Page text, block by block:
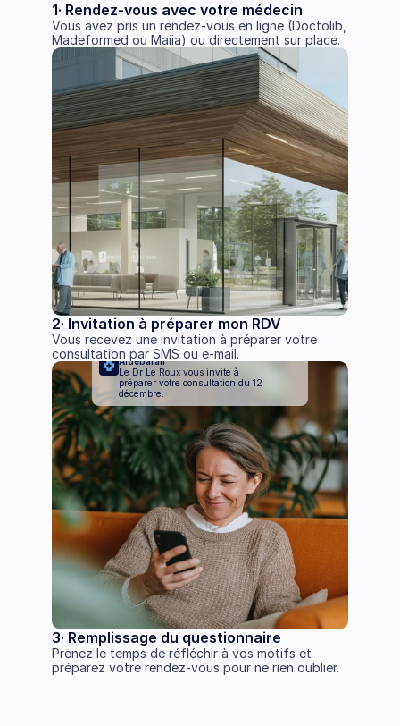
1· Rendez-vous avec votre médecin
Vous avez pris un rendez-vous en ligne (Doctolib,
Madeformed ou Maiia) ou directement sur place.
2· Invitation à préparer mon RDV
Vous recevez une invitation à préparer votre
consultation par SMS ou e-mail.
Aldebaran
Le Dr Le Roux vous invite à
préparer votre consultation du 12
décembre.
3· Remplissage du questionnaire
Prenez le temps de réfléchir à vos motifs et
préparez votre rendez-vous pour ne rien oublier.